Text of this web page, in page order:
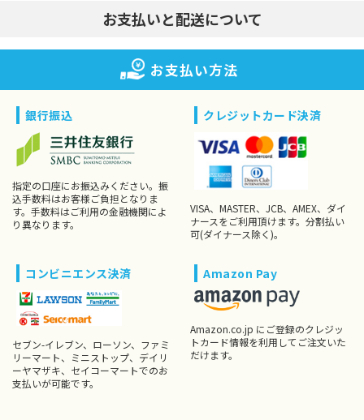
お支払いと配送について
お支払い方法
銀行振込
指定の口座にお振込みください。振
込手数料はお客様ご負担となりま
す。手数料はご利用の金融機関によ
り異なります。
クレジットカード決済
VISA、MASTER、JCB、AMEX、ダイ
ナースをご利用頂けます。分割払い
可(ダイナース除く)。
コンビニエンス決済
セブン-イレブン、ローソン、ファミ
リーマート、ミニストップ、デイリ
ーヤマザキ、セイコーマートでのお
支払いが可能です。
Amazon Pay
Amazon.co.jp にご登録のクレジッ
トカード情報を利用してご注文いた
だけます。